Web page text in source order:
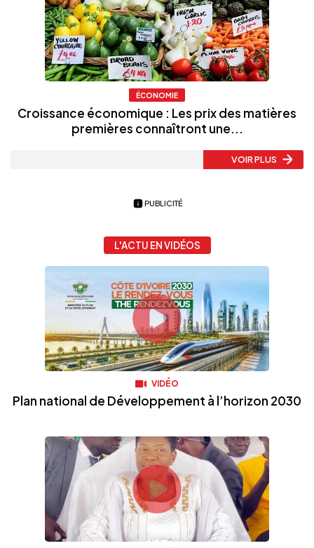
ÉCONOMIE
Croissance économique : Les prix des matières
premières connaîtront une...
VOIR PLUS
PUBLICITÉ
L'ACTU EN VIDÉOS
VIDÉO
Plan national de Développement à l’horizon 2030